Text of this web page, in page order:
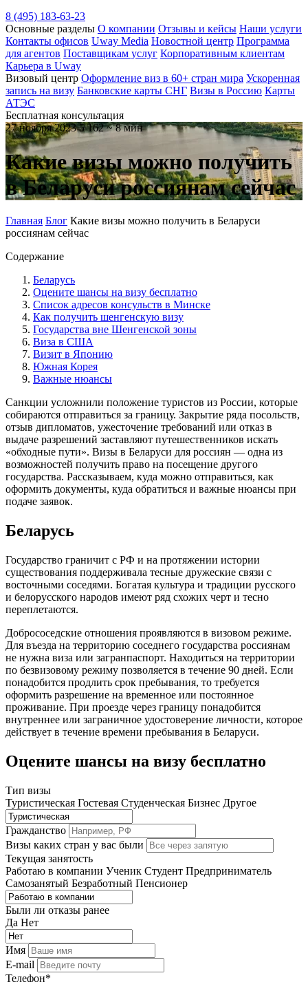
8 (495) 183-63-23
Основные разделы О компании Отзывы и кейсы Наши услуги
Контакты офисов Uway Media Новостной центр Программа
для агентов Поставщикам услуг Корпоративным клиентам
Карьера в Uway
Визовый центр Оформление виз в 60+ стран мира Ускоренная
запись на визу Банковские карты СНГ Визы в Россию Карты
АТЭС
Бесплатная консультация
27 ноября 2023 5 162 ~ 8 мин
Какие визы можно получить
в Беларуси россиянам сейчас
Главная Блог Какие визы можно получить в Беларуси
россиянам сейчас
Содержание
Беларусь
Оцените шансы на визу бесплатно
Список адресов консульств в Минске
Как получить шенгенскую визу
Государства вне Шенгенской зоны
Виза в США
Визит в Японию
Южная Корея
Важные нюансы
Санкции усложнили положение туристов из России, которые
собираются отправиться за границу. Закрытие ряда посольств,
отзыв дипломатов, ужесточение требований или отказ в
выдаче разрешений заставляют путешественников искать
«обходные пути». Визы в Беларуси для россиян — одна из
возможностей получить право на посещение другого
государства. Рассказываем, куда можно отправиться, как
оформить документы, куда обратиться и важные нюансы при
подаче заявок.
Беларусь
Государство граничит с РФ и на протяжении истории
существования поддерживала тесные дружеские связи с
восточными соседями. Богатая культура и традиции русского
и белорусского народов имеют ряд схожих черт и тесно
переплетаются.
Добрососедские отношения проявляются в визовом режиме.
Для въезда на территорию соседнего государства россиянам
не нужна виза или загранпаспорт. Находиться на территории
по безвизовому режиму позволяется в течение 90 дней. Если
понадобится продлить срок пребывания, то требуется
оформить разрешение на временное или постоянное
проживание. При проезде через границу понадобится
внутреннее или заграничное удостоверение личности, которое
действует в течение времени пребывания в Беларуси.
Оцените шансы на визу бесплатно
Тип визы
Туристическая Гостевая Студенческая Бизнес Другое
Гражданство
Визы каких стран у вас были
Текущая занятость
Работаю в компании Ученик Студент Предприниматель
Самозанятый Безработный Пенсионер
Были ли отказы ранее
Да Нет
Имя
E-mail
Телефон*